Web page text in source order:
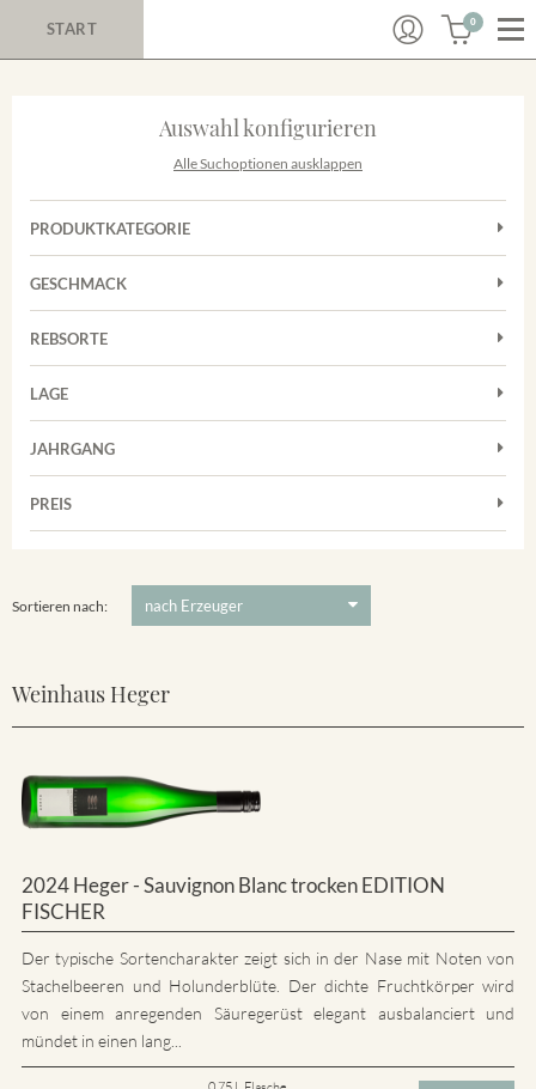
START 0
Auswahl konfigurieren
Alle Suchoptionen ausklappen
PRODUKTKATEGORIE
Rotwein
GESCHMACK
Trocken
REBSORTE
Auxerrois
Frühburgunder
LAGE
Nimburg-Bottinger Steingrube
JAHRGANG
PREIS
Sortieren nach:
Weinhaus Heger
2024 Heger - Sauvignon Blanc trocken EDITION
FISCHER
Der typische Sortencharakter zeigt sich in der Nase mit Noten von
Stachelbeeren und Holunderblüte. Der dichte Fruchtkörper wird
von einem anregenden Säuregerüst elegant ausbalanciert und
mündet in einen lang...